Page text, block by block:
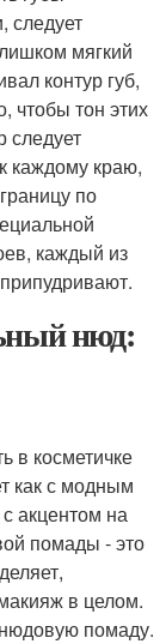
следует
мягкий
контур губ,
чтобы тон этих
следует
каждому краю,
по
каждый из
нюд:
в косметичке
как с модным
акцентом на
помады - это
в целом.
помаду.